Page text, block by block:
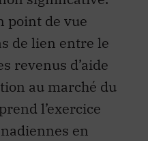
point de vue
de lien entre le
revenus d’aide
au marché du
l’exercice
en